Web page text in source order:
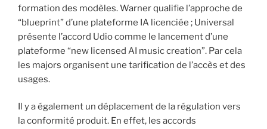
formation des modèles. Warner qualifie l’approche de
“blueprint” d’une plateforme IA licenciée ; Universal
présente l’accord Udio comme le lancement d’une
plateforme “new licensed AI music creation”. Par cela
les majors organisent une tarification de l’accès et des
usages.
Il y a également un déplacement de la régulation vers
la conformité produit. En effet, les accords